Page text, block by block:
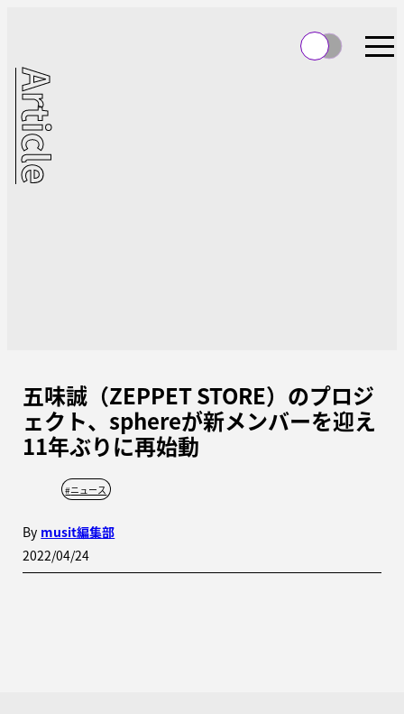
Article
五味誠（ZEPPET STORE）のプロジ
ェクト、sphereが新メンバーを迎え
11年ぶりに再始動
#ニュース
By musit編集部
2022/04/24